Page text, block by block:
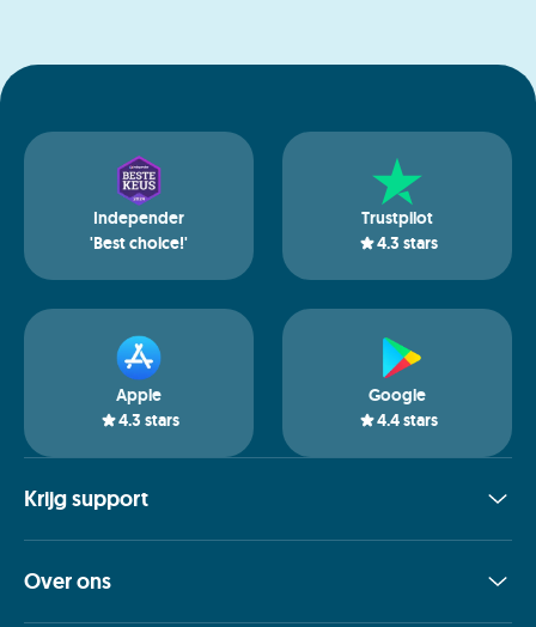
Independer
'Best choice!'
Trustpilot
4.3 stars
Apple
4.3 stars
Google
4.4stars
Krijg support
Over ons